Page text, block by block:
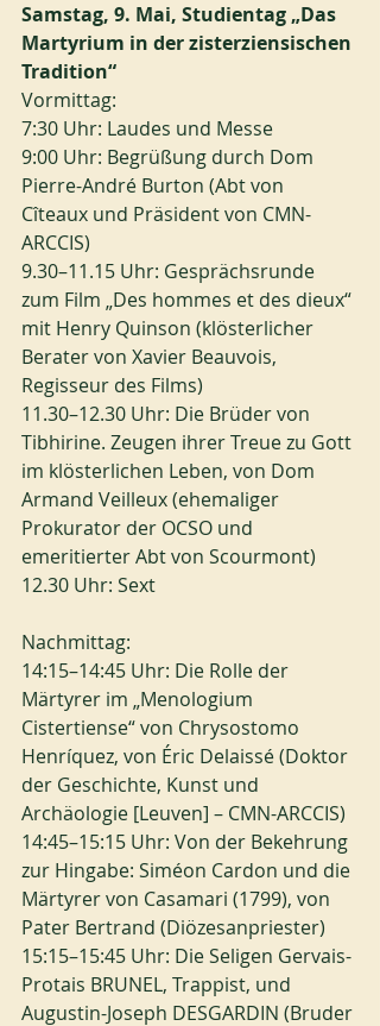
Samstag, 9. Mai, Studientag „Das
Martyrium in der zisterziensischen
Tradition“
Vormittag:
7:30 Uhr: Laudes und Messe
9:00 Uhr: Begrüßung durch Dom
Pierre-André Burton (Abt von
Cîteaux und Präsident von CMN-
ARCCIS)
9.30–11.15 Uhr: Gesprächsrunde
zum Film „Des hommes et des dieux“
mit Henry Quinson (klösterlicher
Berater von Xavier Beauvois,
Regisseur des Films)
11.30–12.30 Uhr: Die Brüder von
Tibhirine. Zeugen ihrer Treue zu Gott
im klösterlichen Leben, von Dom
Armand Veilleux (ehemaliger
Prokurator der OCSO und
emeritierter Abt von Scourmont)
12.30 Uhr: Sext
Nachmittag:
14:15–14:45 Uhr: Die Rolle der
Märtyrer im „Menologium
Cistertiense“ von Chrysostomo
Henríquez, von Éric Delaissé (Doktor
der Geschichte, Kunst und
Archäologie [Leuven] – CMN-ARCCIS)
14:45–15:15 Uhr: Von der Bekehrung
zur Hingabe: Siméon Cardon und die
Märtyrer von Casamari (1799), von
Pater Bertrand (Diözesanpriester)
15:15–15:45 Uhr: Die Seligen Gervais-
Protais BRUNEL, Trappist, und
Augustin-Joseph DESGARDIN (Bruder